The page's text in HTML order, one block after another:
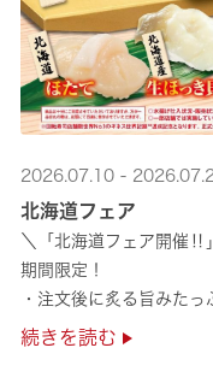
2026.07.10 -
北海道フェア
＼「北海道フェア開催‼
期間限定！
・注文後に炙る旨みたっ
・濃厚な甘みの「北海道
続きを読む